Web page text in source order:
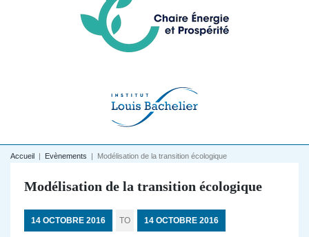
Accueil | Evènements | Modélisation de la transition écologique
Modélisation de la transition écologique
14 OCTOBRE 2016 TO 14 OCTOBRE 2016